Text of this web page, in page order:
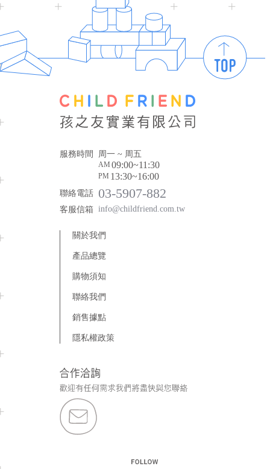
服務時間 周一 ~ 周五
AM 09:00~11:30
PM 13:30~16:00
聯絡電話 03-5907-882
客服信箱 info@childfriend.com.tw
關於我們
產品總覽
木製玩具
嬰兒玩具
年齡 0 ~ 18 個月
年齡 18 ~ 36 個月
年齡 3 歲以上
委託生產
優惠專區
優惠專區
購物須知
聯絡我們
銷售據點
隱私權政策